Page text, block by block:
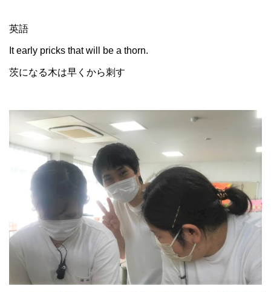
英語
It early pricks that will be a thorn.
茨になる木は早くから刺す